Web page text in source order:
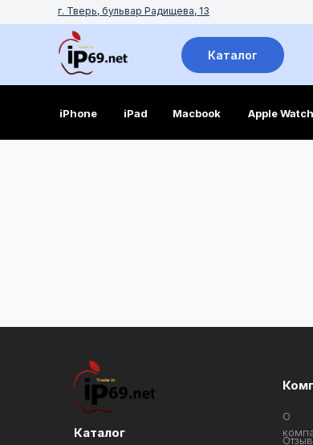
г. Тверь, бульвар Радищева, 13
Каталог
Apple Watch
Macbook
iPad
iPhone
Каталог
О